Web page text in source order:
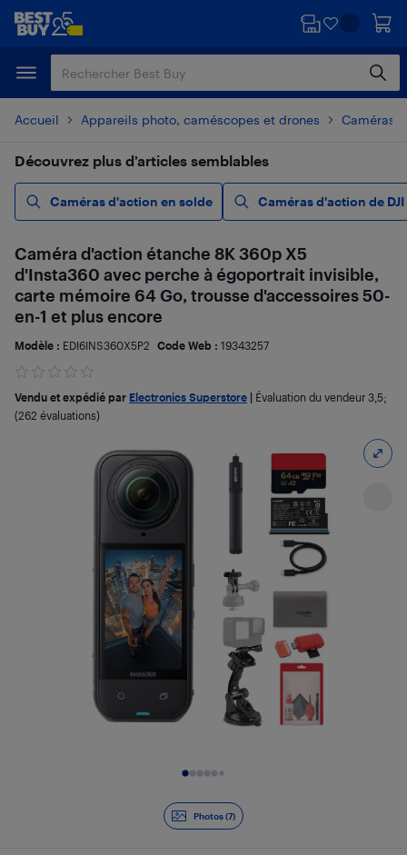
Passer
principal
Passer
Accueil Appareils photo, caméscopes et drones Caméras
Découvrez plus d’articles semblables
Caméras d'action en solde Caméras d'action de DJI
Photos (7)
Caméra d'action étanche 8K 360p X5
d'Insta360 avec perche à égoportrait invisible,
carte mémoire 64 Go, trousse d'accessoires 50-
en-1 et plus encore
Modèle : EDI6INS360X5P2 Code Web : 19343257
Vendu et expédié par Electronics Superstore Évaluation du vendeur 3,5;
(262 évaluations)